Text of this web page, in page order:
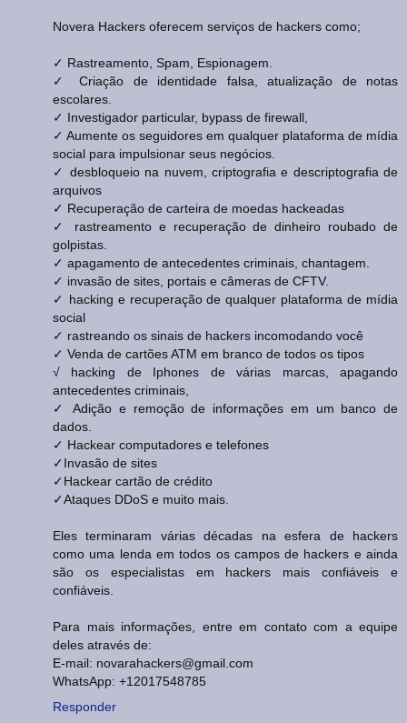
Novera Hackers oferecem serviços de hackers como;
✓ Rastreamento, Spam, Espionagem.
✓ Criação de identidade falsa, atualização de notas
escolares.
✓ Investigador particular, bypass de firewall,
✓ Aumente os seguidores em qualquer plataforma de mídia
social para impulsionar seus negócios.
✓ desbloqueio na nuvem, criptografia e descriptografia de
arquivos
✓ Recuperação de carteira de moedas hackeadas
✓ rastreamento e recuperação de dinheiro roubado de
golpistas.
✓ apagamento de antecedentes criminais, chantagem.
✓ invasão de sites, portais e câmeras de CFTV.
✓ hacking e recuperação de qualquer plataforma de mídia
social
✓ rastreando os sinais de hackers incomodando você
✓ Venda de cartões ATM em branco de todos os tipos
√ hacking de Iphones de várias marcas, apagando
antecedentes criminais,
✓ Adição e remoção de informações em um banco de
dados.
✓ Hackear computadores e telefones
✓Invasão de sites
✓Hackear cartão de crédito
✓Ataques DDoS e muito mais.
Eles terminaram várias décadas na esfera de hackers
como uma lenda em todos os campos de hackers e ainda
são os especialistas em hackers mais confiáveis ​​​​e
confiáveis.
Para mais informações, entre em contato com a equipe
deles através de:
E-mail: novarahackers@gmail.com
WhatsApp: +12017548785
Responder